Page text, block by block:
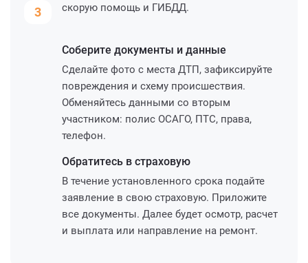
3
скорую помощь и ГИБДД.
Соберите документы и данные
Сделайте фото с места ДТП, зафиксируйте
повреждения и схему происшествия.
Обменяйтесь данными со вторым
участником: полис ОСАГО, ПТС, права,
телефон.
Обратитесь в страховую
В течение установленного срока подайте
заявление в свою страховую. Приложите
все документы. Далее будет осмотр, расчет
и выплата или направление на ремонт.